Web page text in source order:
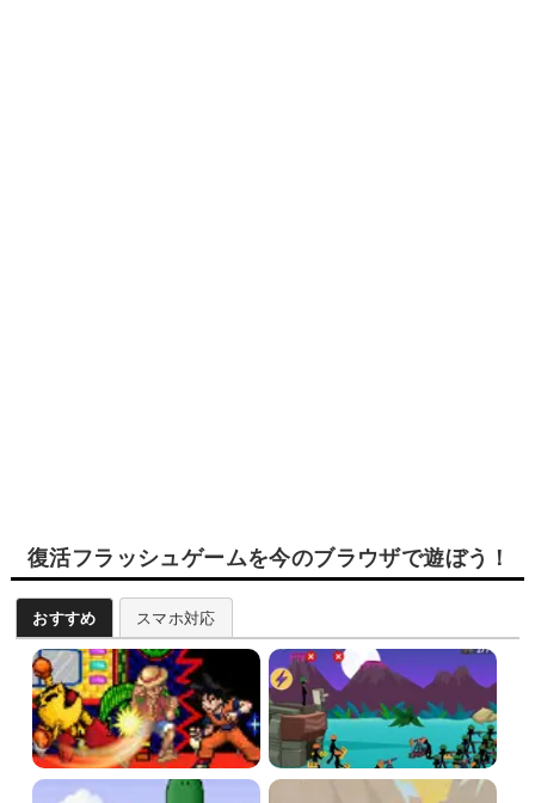
復活フラッシュゲームを今のブラウザで遊ぼう！
おすすめ スマホ対応